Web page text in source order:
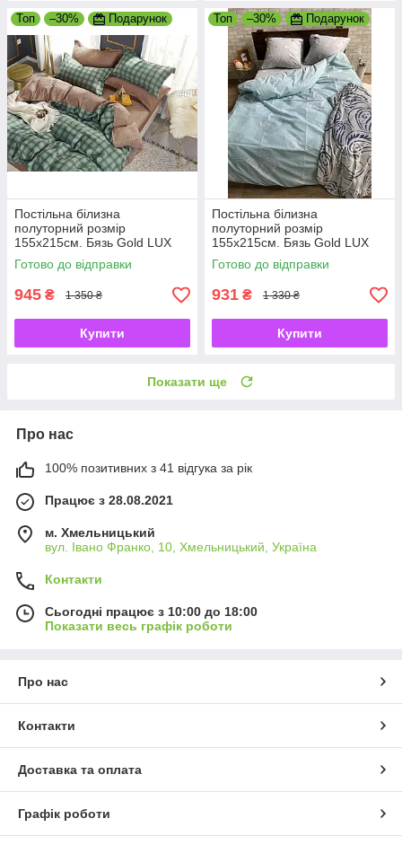
Топ –30% Подарунок
Постільна білизна
полуторний розмір
155х215см. Бязь Gold LUX
Готово до відправки
945 ₴ 1 350 ₴
Купити
Топ –30% Подарунок
Постільна білизна
полуторний розмір
155х215см. Бязь Gold LUX
Готово до відправки
931 ₴ 1 330 ₴
Купити
Показати ще
Про нас
100% позитивних з 41 відгука за рік
Працює з 28.08.2021
м. Хмельницький
вул. Івано Франко, 10, Хмельницький, Україна
Контакти
Сьогодні працює з 10:00 до 18:00
Показати весь графік роботи
Про нас
Контакти
Доставка та оплата
Графік роботи